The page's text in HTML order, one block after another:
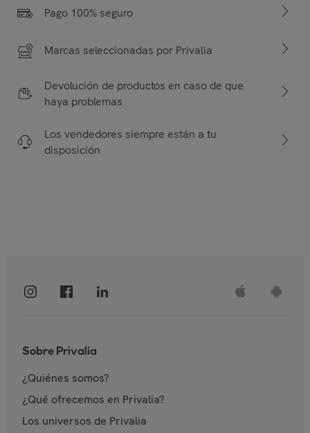
Pago 100% seguro
Marcas seleccionadas por Privalia
Devolución de productos en caso de que
haya problemas
Los vendedores siempre están a tu
disposición
Sobre Privalia
¿Quiénes somos?
¿Qué ofrecemos en Privalia?
Los universos de Privalia